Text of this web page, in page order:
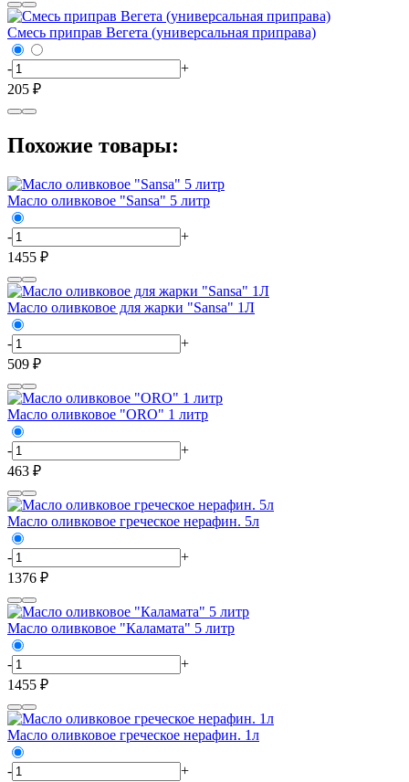
Смесь приправ Вегета (универсальная приправа)
-
+
205 ₽
Похожие товары:
Масло оливковое "Sansa" 5 литр
-
+
1455 ₽
Масло оливковое для жарки "Sansa" 1Л
-
+
509 ₽
Масло оливковое "ORO" 1 литр
-
+
463 ₽
Масло оливковое греческое нерафин. 5л
-
+
1376 ₽
Масло оливковое "Каламата" 5 литр
-
+
1455 ₽
Масло оливковое греческое нерафин. 1л
-
+